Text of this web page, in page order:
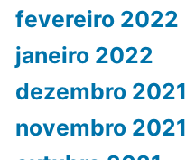
fevereiro 2022
janeiro 2022
dezembro 2021
novembro 2021